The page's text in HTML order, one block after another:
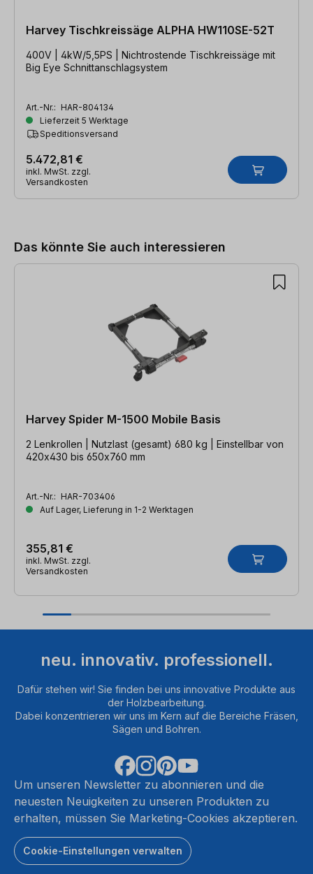
Harvey Tischkreissäge ALPHA HW110SE-52T
400V | 4kW/5,5PS | Nichtrostende Tischkreissäge mit
Big Eye Schnittanschlagsystem
Art.-Nr.: HAR-804134
Lieferzeit 5 Werktage
Speditionsversand
5.472,81 €
inkl. MwSt. zzgl.
Versandkosten
Das könnte Sie auch interessieren
Harvey Spider M-1500 Mobile Basis
2 Lenkrollen | Nutzlast (gesamt) 680 kg | Einstellbar von
420x430 bis 650x760 mm
Art.-Nr.: HAR-703406
Auf Lager, Lieferung in 1-2 Werktagen
355,81 €
inkl. MwSt. zzgl.
Versandkosten
neu. innovativ. professionell.
Dafür stehen wir! Sie finden bei uns innovative Produkte aus
der Holzbearbeitung.
Dabei konzentrieren wir uns im Kern auf die Bereiche Fräsen,
Sägen und Bohren.
Um unseren Newsletter zu abonnieren und die
neuesten Neuigkeiten zu unseren Produkten zu
erhalten, müssen Sie Marketing-Cookies akzeptieren.
Cookie-Einstellungen verwalten